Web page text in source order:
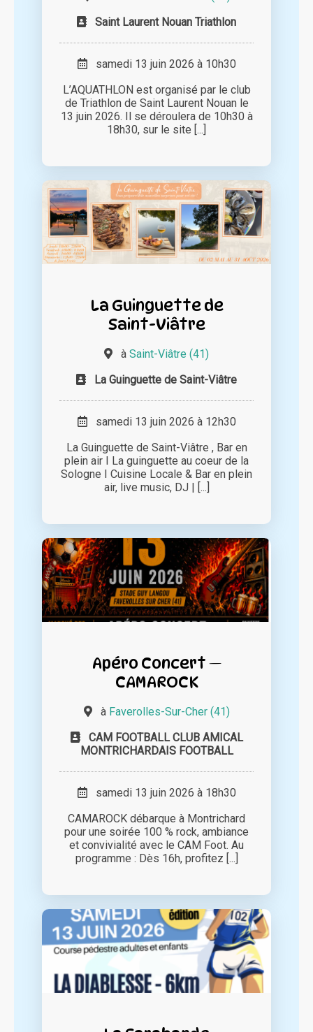
Saint Laurent Nouan Triathlon
samedi 13 juin 2026 à 10h30
L’AQUATHLON est organisé par le club
de Triathlon de Saint Laurent Nouan le
13 juin 2026. Il se déroulera de 10h30 à
18h30, sur le site [...]
La Guinguette de
Saint-Viâtre
à Saint-Viâtre (41)
La Guinguette de Saint-Viâtre
samedi 13 juin 2026 à 12h30
La Guinguette de Saint-Viâtre , Bar en
plein air I La guinguette au coeur de la
Sologne I Cuisine Locale & Bar en plein
air, live music, DJ | [...]
Apéro Concert —
CAMAROCK
à Faverolles-Sur-Cher (41)
CAM FOOTBALL CLUB AMICAL
MONTRICHARDAIS FOOTBALL
samedi 13 juin 2026 à 18h30
CAMAROCK débarque à Montrichard
pour une soirée 100 % rock, ambiance
et convivialité avec le CAM Foot. Au
programme : Dès 16h, profitez [...]